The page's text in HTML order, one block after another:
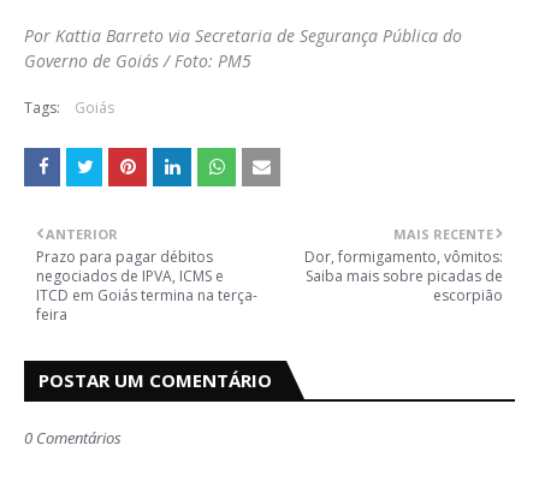
Por Kattia Barreto via Secretaria de Segurança Pública do
Governo de Goiás / Foto: PM5
Tags: Goiás
MAIS RECENTE
Dor, formigamento, vômitos:
Saiba mais sobre picadas de
escorpião
ANTERIOR
Prazo para pagar débitos
negociados de IPVA, ICMS e
ITCD em Goiás termina na terça-
feira
POSTAR UM COMENTÁRIO
0 Comentários